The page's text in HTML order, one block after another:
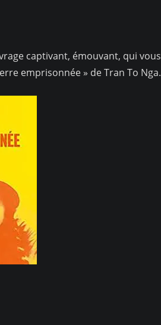
captivant, émouvant, qui vous
emprisonnée » de Tran To Nga.